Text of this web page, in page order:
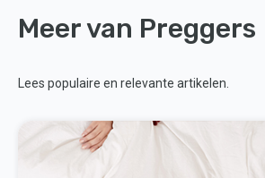
Meer van Preggers
Lees populaire en relevante artikelen.